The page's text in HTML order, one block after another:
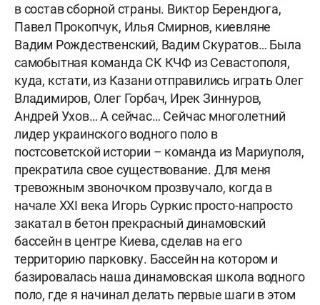
в состав сборной страны. Виктор Берендюга,
Павел Прокопчук, Илья Смирнов, киевляне
Вадим Рождественский, Вадим Скуратов… Была
самобытная команда СК КЧФ из Севастополя,
куда, кстати, из Казани отправились играть Олег
Владимиров, Олег Горбач, Ирек Зиннуров,
Андрей Ухов… А сейчас… Сейчас многолетний
лидер украинского водного поло в
постсоветской истории – команда из Мариуполя,
прекратила свое существование. Для меня
тревожным звоночком прозвучало, когда в
начале XXI века Игорь Суркис просто-напросто
закатал в бетон прекрасный динамовский
бассейн в центре Киева, сделав на его
территорию парковку. Бассейн на котором и
базировалась наша динамовская школа водного
поло, где я начинал делать первые шаги в этом